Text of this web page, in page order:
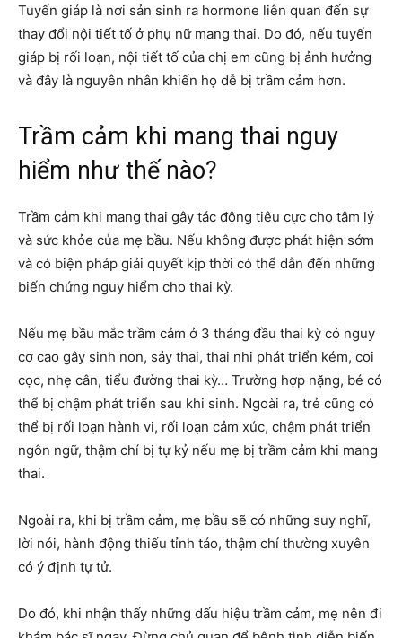
Tuyến giáp là nơi sản sinh ra hormone liên quan đến sự
thay đổi nội tiết tố ở phụ nữ mang thai. Do đó, nếu tuyến
giáp bị rối loạn, nội tiết tố của chị em cũng bị ảnh hưởng
và đây là nguyên nhân khiến họ dễ bị trầm cảm hơn.
Trầm cảm khi mang thai nguy
hiểm như thế nào?
Trầm cảm khi mang thai gây tác động tiêu cực cho tâm lý
và sức khỏe của mẹ bầu. Nếu không được phát hiện sớm
và có biện pháp giải quyết kịp thời có thể dẫn đến những
biến chứng nguy hiểm cho thai kỳ.
Nếu mẹ bầu mắc trầm cảm ở 3 tháng đầu thai kỳ có nguy
cơ cao gây sinh non, sảy thai, thai nhi phát triển kém, coi
cọc, nhẹ cân, tiểu đường thai kỳ… Trường hợp nặng, bé có
thể bị chậm phát triển sau khi sinh. Ngoài ra, trẻ cũng có
thể bị rối loạn hành vi, rối loạn cảm xúc, chậm phát triển
ngôn ngữ, thậm chí bị tự kỷ nếu mẹ bị trầm cảm khi mang
thai.
Ngoài ra, khi bị trầm cảm, mẹ bầu sẽ có những suy nghĩ,
lời nói, hành động thiếu tỉnh táo, thậm chí thường xuyên
có ý định tự tử.
Do đó, khi nhận thấy những dấu hiệu trầm cảm, mẹ nên đi